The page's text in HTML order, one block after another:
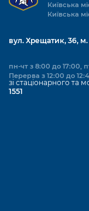
Київська
Київська
вул. Хрещатик, 36, м.
пн-чт з 8:00 до 17:00,
Перерва з 12:00 до
зі стаціонарного та
1551